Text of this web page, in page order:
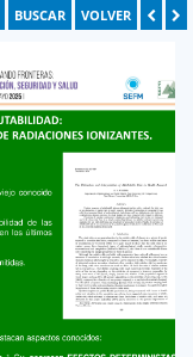
BUSCAR VOLVER